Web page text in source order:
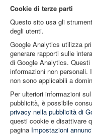
Cookie di terze parti
Questo sito usa gli
degli utenti.
Google Analytics utilizza
generare rapporti sulle
di Google Analytics.
informazioni non personali.
non sono applicabili a
Per ulteriori informazioni
pubblicità, è possibile
privacy nella pubblicità di
questi cookie e disattivare
pagina Impostazioni